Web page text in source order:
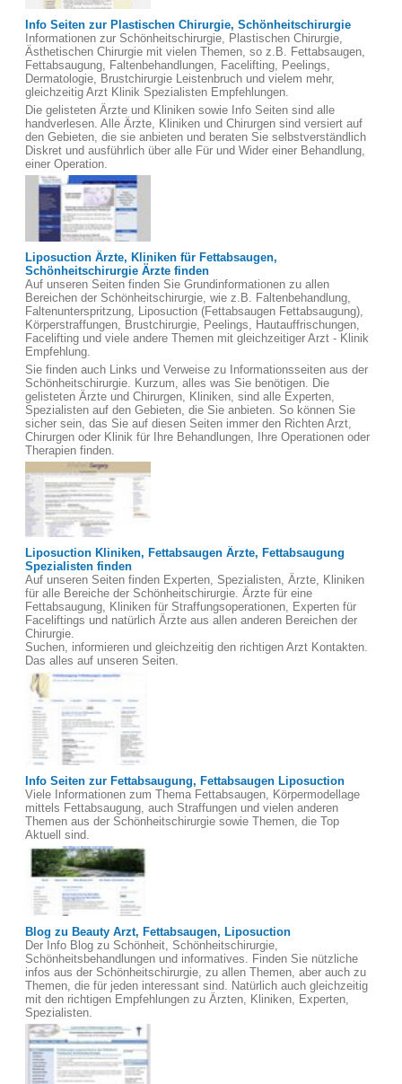
Info Seiten zur Plastischen Chirurgie, Schönheitschirurgie
Informationen zur Schönheitschirurgie, Plastischen Chirurgie,
Ästhetischen Chirurgie mit vielen Themen, so z.B. Fettabsaugen,
Fettabsaugung, Faltenbehandlungen, Facelifting, Peelings,
Dermatologie, Brustchirurgie Leistenbruch und vielem mehr,
gleichzeitig Arzt Klinik Spezialisten Empfehlungen.
Die gelisteten Ärzte und Kliniken sowie Info Seiten sind alle
handverlesen. Alle Ärzte, Kliniken und Chirurgen sind versiert auf
den Gebieten, die sie anbieten und beraten Sie selbstverständlich
Diskret und ausführlich über alle Für und Wider einer Behandlung,
einer Operation.
Liposuction Ärzte, Kliniken für Fettabsaugen,
Schönheitschirurgie Ärzte finden
Auf unseren Seiten finden Sie Grundinformationen zu allen
Bereichen der Schönheitschirurgie, wie z.B. Faltenbehandlung,
Faltenunterspritzung, Liposuction (Fettabsaugen Fettabsaugung),
Körperstraffungen, Brustchirurgie, Peelings, Hautauffrischungen,
Facelifting und viele andere Themen mit gleichzeitiger Arzt - Klinik
Empfehlung.
Sie finden auch Links und Verweise zu Informationsseiten aus der
Schönheitschirurgie. Kurzum, alles was Sie benötigen. Die
gelisteten Ärzte und Chirurgen, Kliniken, sind alle Experten,
Spezialisten auf den Gebieten, die Sie anbieten. So können Sie
sicher sein, das Sie auf diesen Seiten immer den Richten Arzt,
Chirurgen oder Klinik für Ihre Behandlungen, Ihre Operationen oder
Therapien finden.
Liposuction Kliniken, Fettabsaugen Ärzte, Fettabsaugung
Spezialisten finden
Auf unseren Seiten finden Experten, Spezialisten, Ärzte, Kliniken
für alle Bereiche der Schönheitschirurgie. Ärzte für eine
Fettabsaugung, Kliniken für Straffungsoperationen, Experten für
Faceliftings und natürlich Ärzte aus allen anderen Bereichen der
Chirurgie.
Suchen, informieren und gleichzeitig den richtigen Arzt Kontakten.
Das alles auf unseren Seiten.
Info Seiten zur Fettabsaugung, Fettabsaugen Liposuction
Viele Informationen zum Thema Fettabsaugen, Körpermodellage
mittels Fettabsaugung, auch Straffungen und vielen anderen
Themen aus der Schönheitschirurgie sowie Themen, die Top
Aktuell sind.
Blog zu Beauty Arzt, Fettabsaugen, Liposuction
Der Info Blog zu Schönheit, Schönheitschirurgie,
Schönheitsbehandlungen und informatives. Finden Sie nützliche
infos aus der Schönheitschirurgie, zu allen Themen, aber auch zu
Themen, die für jeden interessant sind. Natürlich auch gleichzeitig
mit den richtigen Empfehlungen zu Ärzten, Kliniken, Experten,
Spezialisten.